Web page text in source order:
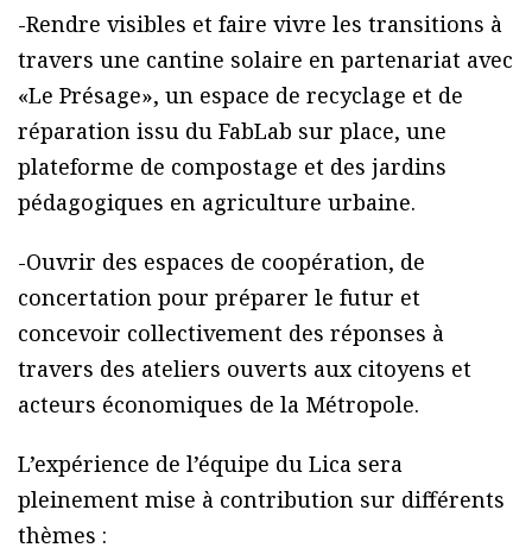
-Rendre visibles et faire vivre les transitions à
travers une cantine solaire en partenariat avec
«Le Présage», un espace de recyclage et de
réparation issu du FabLab sur place, une
plateforme de compostage et des jardins
pédagogiques en agriculture urbaine.
-Ouvrir des espaces de coopération, de
concertation pour préparer le futur et
concevoir collectivement des réponses à
travers des ateliers ouverts aux citoyens et
acteurs économiques de la Métropole.
L’expérience de l’équipe du Lica sera
pleinement mise à contribution sur différents
thèmes :